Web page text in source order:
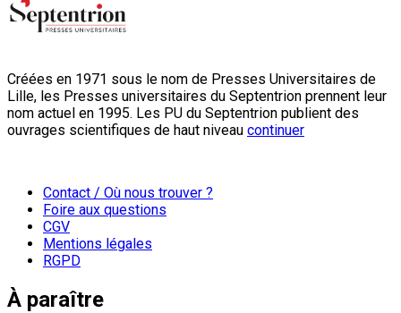
Créées en 1971 sous le nom de Presses Universitaires de
Lille, les Presses universitaires du Septentrion prennent leur
nom actuel en 1995. Les PU du Septentrion publient des
ouvrages scientifiques de haut niveau continuer
Contact / Où nous trouver ?
Foire aux questions
CGV
Mentions légales
RGPD
À paraître